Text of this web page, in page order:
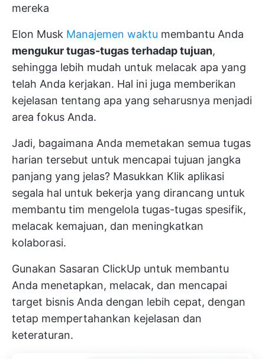
mereka
Elon Musk Manajemen waktu membantu Anda
mengukur tugas-tugas terhadap tujuan,
sehingga lebih mudah untuk melacak apa yang
telah Anda kerjakan. Hal ini juga memberikan
kejelasan tentang apa yang seharusnya menjadi
area fokus Anda.
Jadi, bagaimana Anda memetakan semua tugas
harian tersebut untuk mencapai tujuan jangka
panjang yang jelas? Masukkan Klik aplikasi
segala hal untuk bekerja yang dirancang untuk
membantu tim mengelola tugas-tugas spesifik,
melacak kemajuan, dan meningkatkan
kolaborasi.
Gunakan Sasaran ClickUp untuk membantu
Anda menetapkan, melacak, dan mencapai
target bisnis Anda dengan lebih cepat, dengan
tetap mempertahankan kejelasan dan
keteraturan.